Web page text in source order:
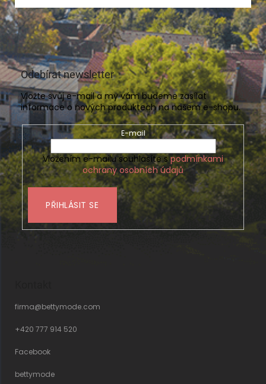
Odebírat newsletter
Vložte svůj e-mail a my vám budeme zasílat
informace o nových produktech na našem e-shopu.
E-mail
Vložením e-mailu souhlasíte spodmínkami
ochrany osobních údajů
PŘIHLÁSIT SE
firma@bettymode.com
+420 777 914 520
Facebook
bettymode